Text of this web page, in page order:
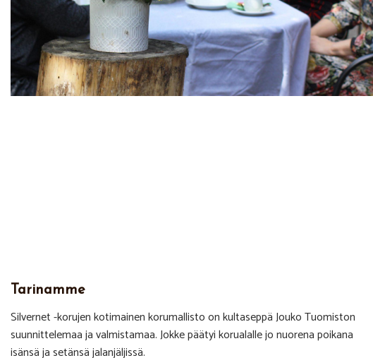
Tarinamme
Silvernet -korujen kotimainen korumallisto on kultaseppä Jouko Tuomiston
suunnittelemaa ja valmistamaa. Jokke päätyi korualalle jo nuorena poikana
isänsä ja setänsä jalanjäljissä.